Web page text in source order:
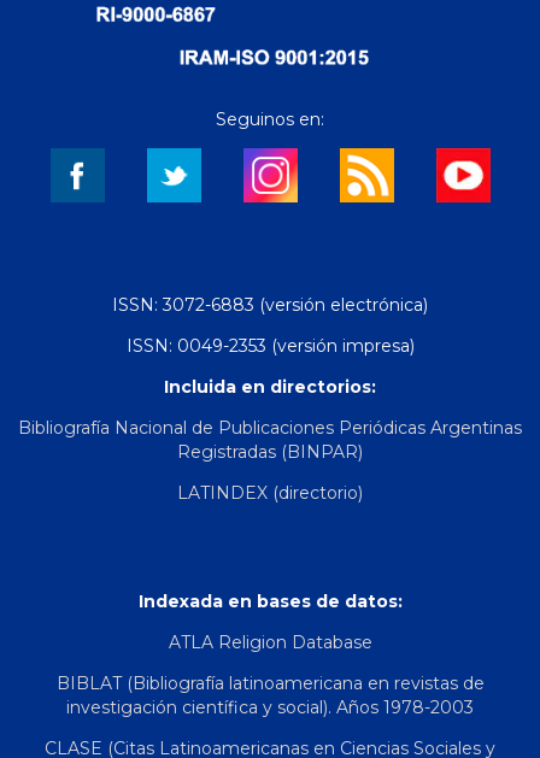
Seguinos en:
ISSN: 3072-6883 (versión electrónica)
ISSN: 0049-2353 (versión impresa)
Incluida en directorios:
Bibliografía Nacional de Publicaciones Periódicas Argentinas
Registradas (BINPAR)
LATINDEX (directorio)
Indexada en bases de datos:
ATLA Religion Database
BIBLAT (Bibliografía latinoamericana en revistas de
investigación científica y social). Años 1978-2003
CLASE (Citas Latinoamericanas en Ciencias Sociales y